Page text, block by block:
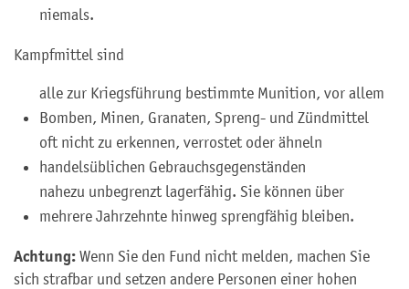
niemals.
Kampfmittel sind
alle zur Kriegsführung bestimmte Munition, vor allem
Bomben, Minen, Granaten, Spreng- und Zündmittel
oft nicht zu erkennen, verrostet oder ähneln
handelsüblichen Gebrauchsgegenständen
nahezu unbegrenzt lagerfähig. Sie können über
mehrere Jahrzehnte hinweg sprengfähig bleiben.
Achtung: Wenn Sie den Fund nicht melden, machen Sie
sich strafbar und setzen andere Personen einer hohen